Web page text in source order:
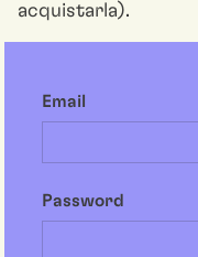
acquistarla).
Email
Password